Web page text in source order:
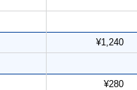
¥1,240
¥280